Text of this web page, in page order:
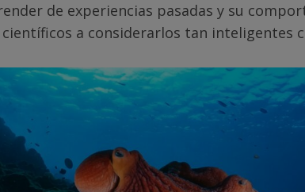
de experiencias pasadas y su
científicos a considerarlos tan inteligentes